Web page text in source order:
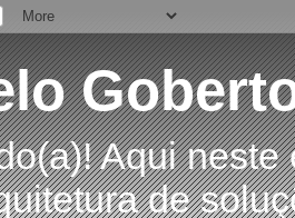
Aqui
de